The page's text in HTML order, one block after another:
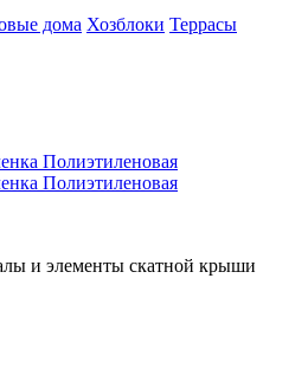
дома Хозблоки Террасы
Полиэтиленовая
Полиэтиленовая
и элементы скатной крыши